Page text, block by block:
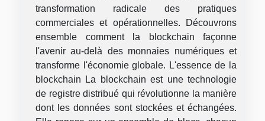
transformation radicale des pratiques
commerciales et opérationnelles. Découvrons
ensemble comment la blockchain façonne
l'avenir au-delà des monnaies numériques et
transforme l'économie globale. L'essence de la
blockchain La blockchain est une technologie
de registre distribué qui révolutionne la manière
dont les données sont stockées et échangées.